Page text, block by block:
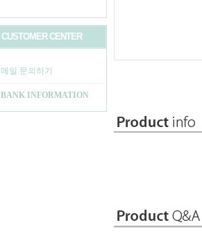
CUSTOMER CENTER
메일 문의하기
BANK INFORMATION